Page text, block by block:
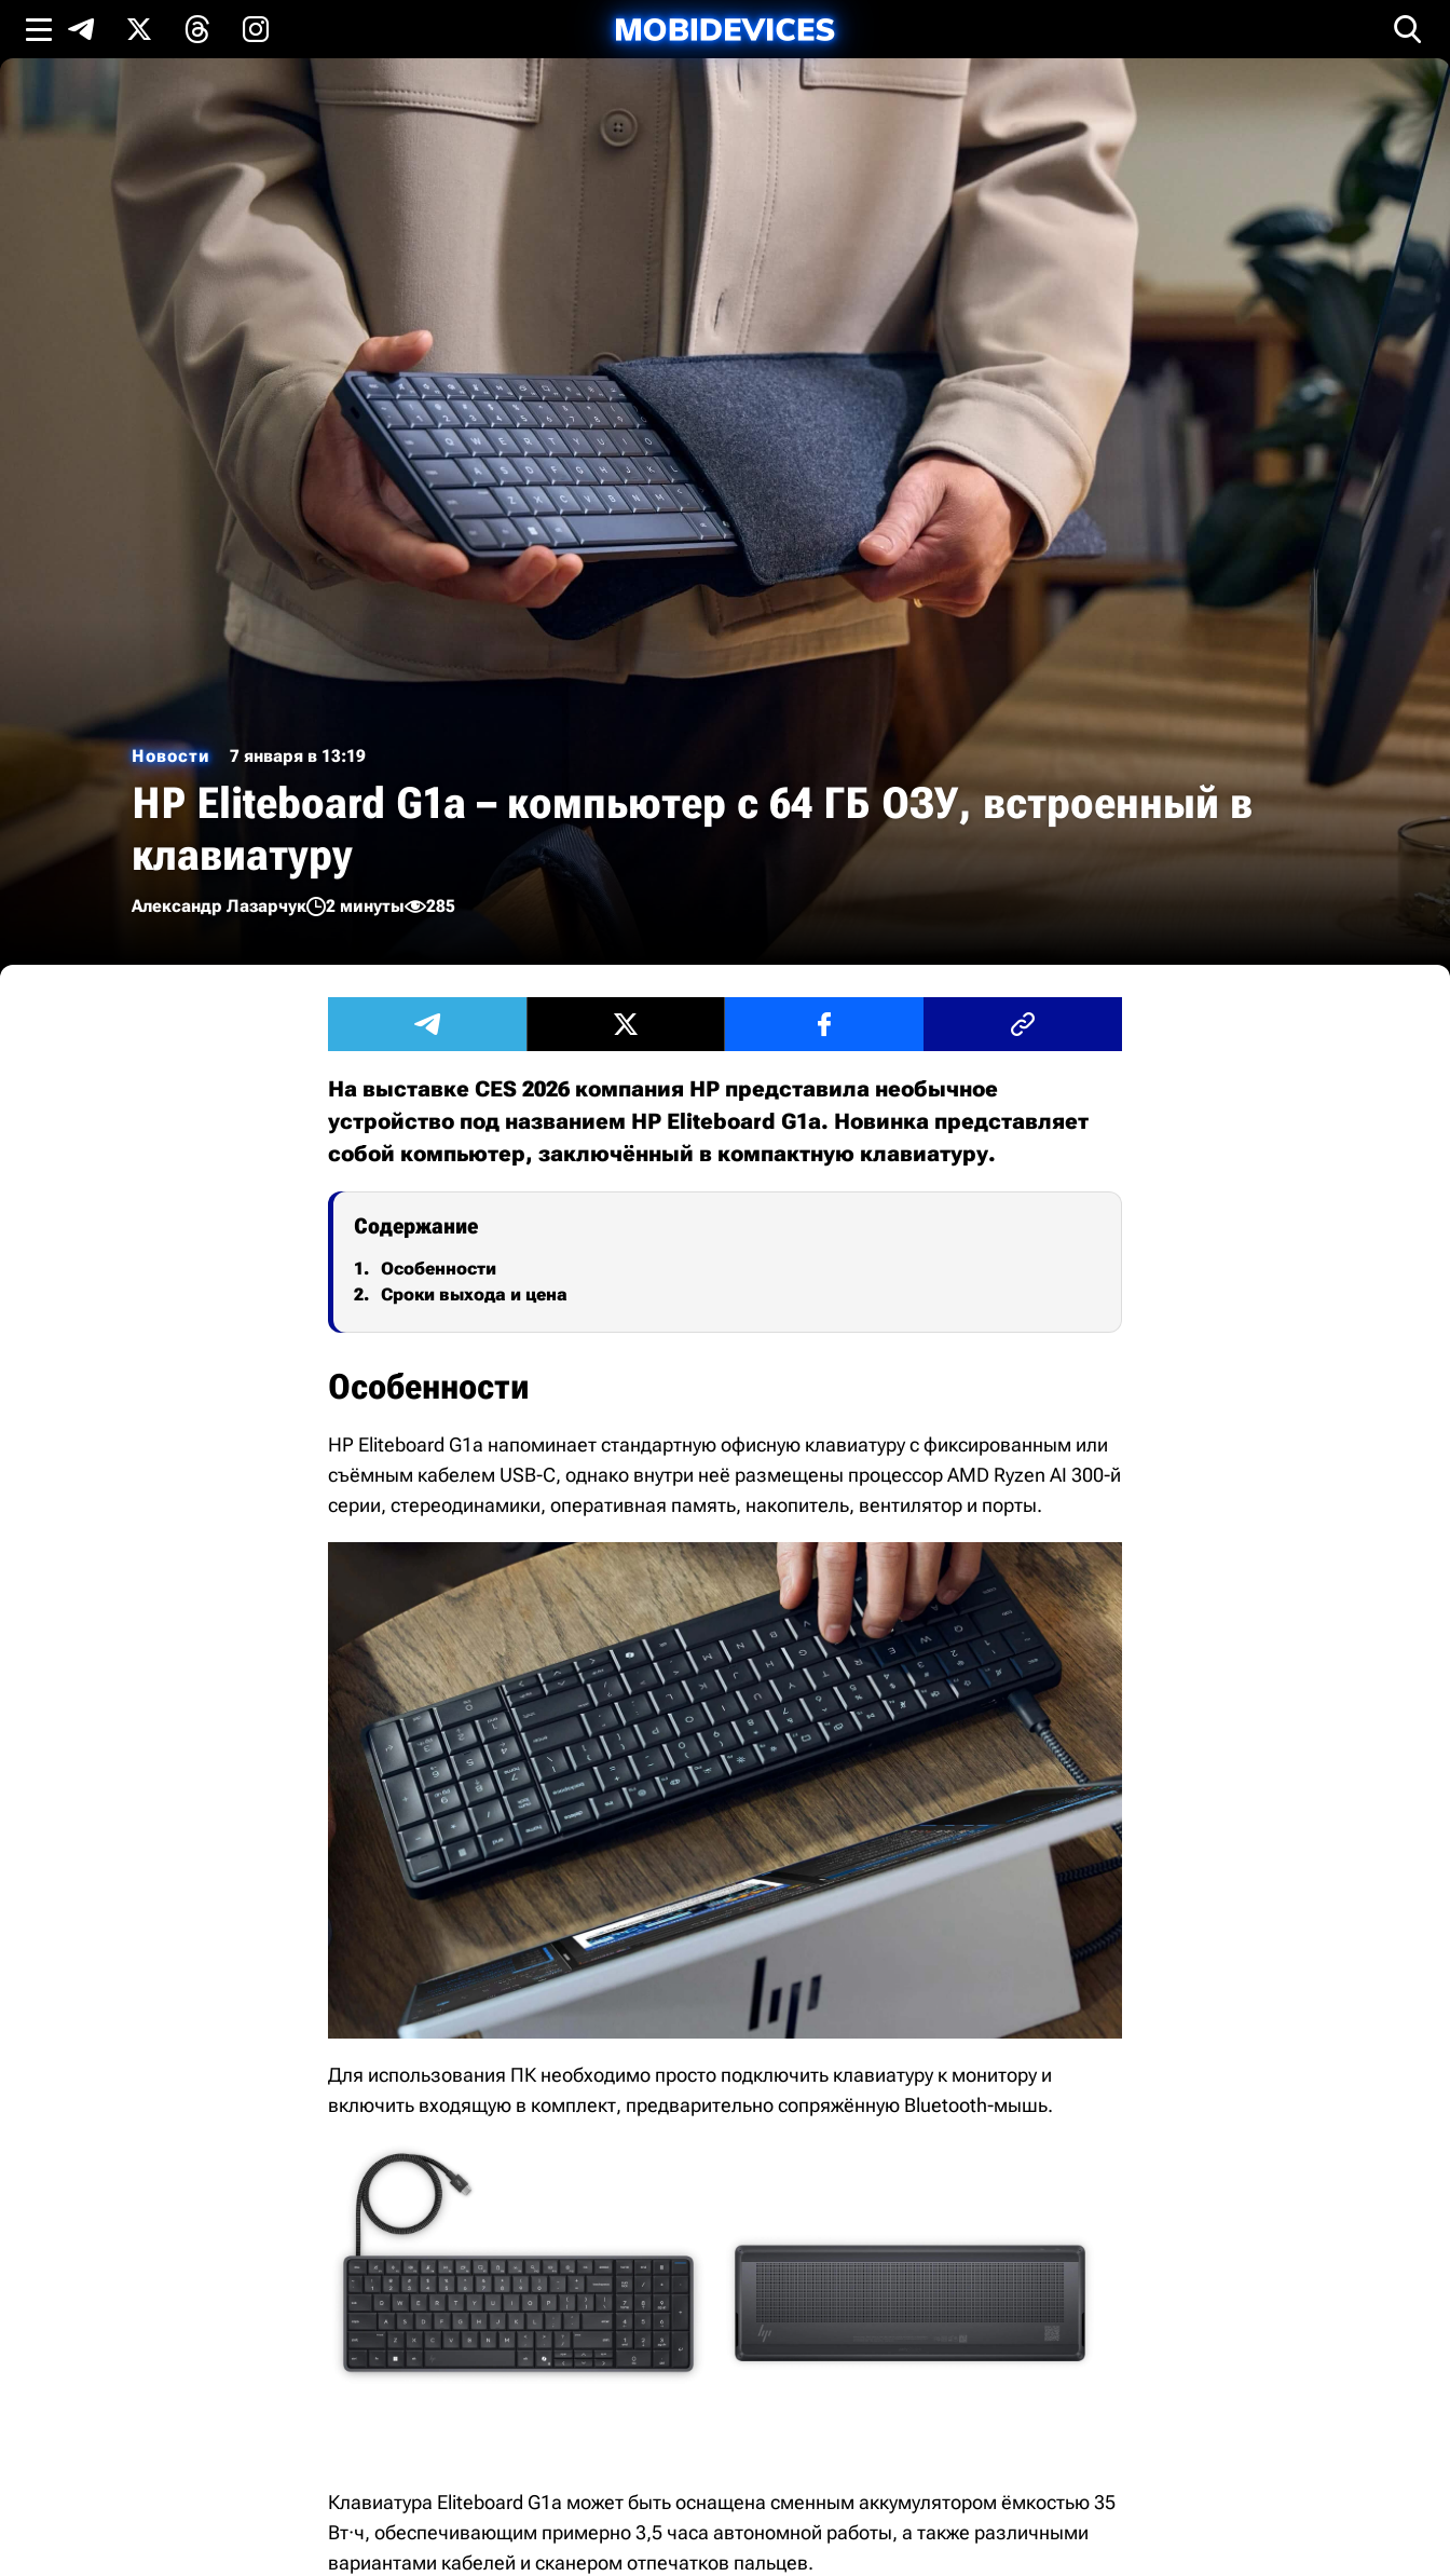
Новости 7 января в 13:19
HP Eliteboard G1a – компьютер с 64 ГБ ОЗУ, встроенный в
клавиатуру
Александр Лазарчук 2 минуты 285
На выставке CES 2026 компания HP представила необычное
устройство под названием HP Eliteboard G1a. Новинка представляет
собой компьютер, заключённый в компактную клавиатуру.
Содержание
Особенности
Сроки выхода и цена
Особенности
HP Eliteboard G1a напоминает стандартную офисную клавиатуру с фиксированным или
съёмным кабелем USB-C, однако внутри неё размещены процессор AMD Ryzen AI 300-й
серии, стереодинамики, оперативная память, накопитель, вентилятор и порты.
Для использования ПК необходимо просто подключить клавиатуру к монитору и
включить входящую в комплект, предварительно сопряжённую Bluetooth-мышь.
Клавиатура Eliteboard G1a может быть оснащена сменным аккумулятором ёмкостью 35
Вт·ч, обеспечивающим примерно 3,5 часа автономной работы, а также различными
вариантами кабелей и сканером отпечатков пальцев.